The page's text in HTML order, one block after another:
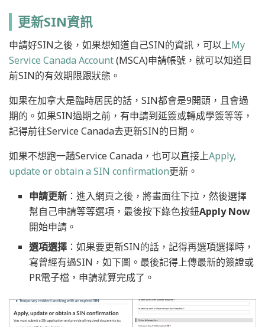
更新SIN資訊
申請好SIN之後，如果想知道自己SIN的資訊，可以上My
Service Canada Account(MSCA)申請帳號，就可以知道目
前SIN的有效期限跟狀態。
如果在加拿大是臨時居民的話，SIN都會是9開頭，且會過
期的。如果SIN過期之前，有申請到延簽或轉成學簽等等，
記得前往Service Canada去更新SIN的日期。
如果不想跑一趟Service Canada，也可以直接上Apply,
update or obtain a SIN confirmation更新。
申請更新 ：進入網頁之後，將畫面往下拉，然後選擇
幫自己申請等等選項，最後按下綠色按鈕Apply Now
開始申請。
選項選擇 ：如果要更新SIN的話，記得再選項選擇時，
寫曾經有過SIN，如下圖。最後記得上傳最新的簽證或
PR電子檔，申請就算完成了。